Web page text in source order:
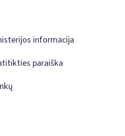
informacija
paraiška